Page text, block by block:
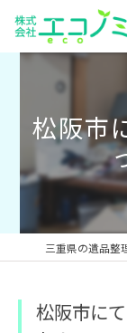
松阪市
松阪市に